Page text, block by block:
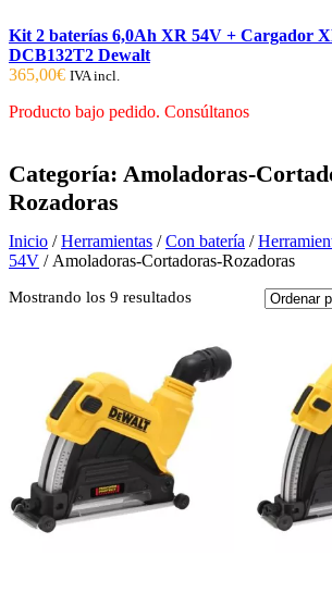
Kit 2 baterías 6,0Ah XR 54V + Cargador
DCB132T2 Dewalt
365,00€ IVA incl.
Producto bajo pedido. Consúltanos
Categoría: Amoladoras-
Rozadoras
Inicio /Herramientas /Con batería /
54V / Amoladoras-Cortadoras-Rozadoras
Mostrando los 9 resultadosOrdenado